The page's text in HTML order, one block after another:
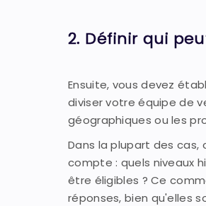
2. Définir qui
Ensuite, vous devez
diviser votre équipe de
géographiques ou les
Dans la plupart des
compte : quels niveaux
être éligibles ? Ce
réponses, bien qu'elles